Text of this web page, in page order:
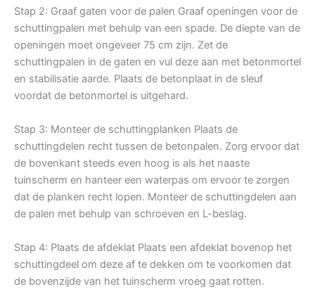
Stap 2: Graaf gaten voor de palen Graaf openingen voor de
schuttingpalen met behulp van een spade. De diepte van de
openingen moet ongeveer 75 cm zijn. Zet de
schuttingpalen in de gaten en vul deze aan met betonmortel
en stabilisatie aarde. Plaats de betonplaat in de sleuf
voordat de betonmortel is uitgehard.
Stap 3: Monteer de schuttingplanken Plaats de
schuttingdelen recht tussen de betonpalen. Zorg ervoor dat
de bovenkant steeds even hoog is als het naaste
tuinscherm en hanteer een waterpas om ervoor te zorgen
dat de planken recht lopen. Monteer de schuttingdelen aan
de palen met behulp van schroeven en L-beslag.
Stap 4: Plaats de afdeklat Plaats een afdeklat bovenop het
schuttingdeel om deze af te dekken om te voorkomen dat
de bovenzijde van het tuinscherm vroeg gaat rotten.